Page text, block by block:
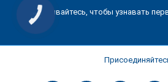
Подписывайтесь, чтобы узнавать
КНОПКА
ЗВ'ЯЗКУ